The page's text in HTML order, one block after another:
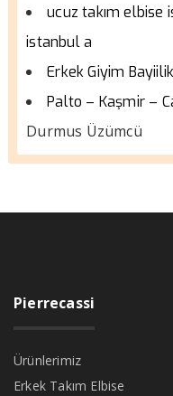
ucuz takım elbise
istanbul a
Erkek Giyim
Palto – Kaşmir –
Durmus Üzümcü
Pierrecassi
Ürünlerimiz
Erkek Takım Elbise